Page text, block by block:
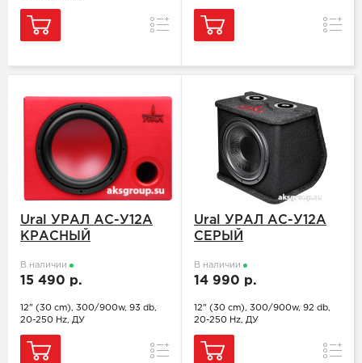
Сравнение
Ural УРАЛ АС-У12А
КРАСНЫЙ
В наличии
15 490 р.
12" (30 cm), 300/900w, 93 db,
20-250 Hz, ДУ
Сравнение
Ural УРАЛ АС-У12А
СЕРЫЙ
В наличии
14 990 р.
12" (30 cm), 300/900w, 92 db,
20-250 Hz, ДУ